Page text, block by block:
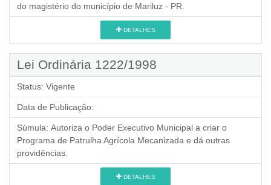
do magistério do município de Mariluz - PR.
DETALHES
Lei Ordinária 1222/1998
Status: Vigente
Data de Publicação:
Súmula: Autoriza o Poder Executivo Municipal a criar o
Programa de Patrulha Agrícola Mecanizada e dá outras
providências.
DETALHES